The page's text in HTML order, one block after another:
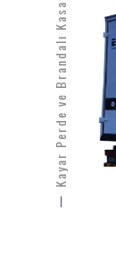
Kayar Perde ve Brandalı Kasa